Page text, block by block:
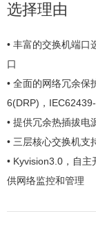
选择理由
• 丰富的交换机端口
口
• 全面的网络冗余保
6(DRP)，
• 提供冗余热插拔电
• 三层核心交换机支
• Kyvision3.0，自
供网络监控和管理